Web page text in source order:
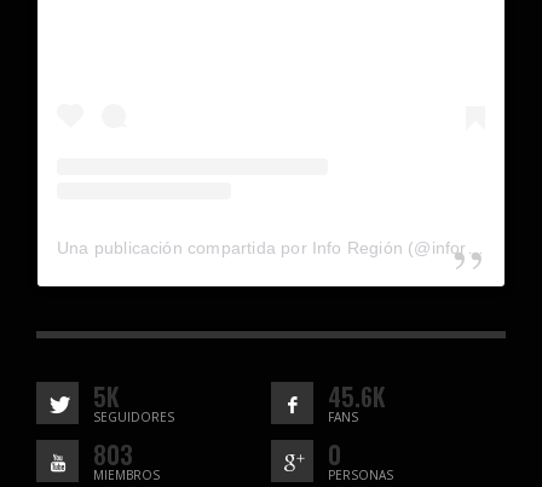
5K
SEGUIDORES
45.6K
FANS
803
MIEMBROS
0
PERSONAS